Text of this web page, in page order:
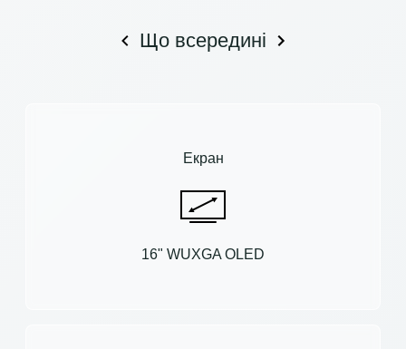
Що всередині
Екран
16" WUXGA OLED